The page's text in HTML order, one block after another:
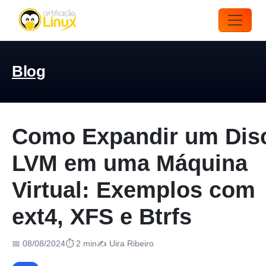
Blog
Como Expandir um
LVM em uma Máquina
Virtual: Exemplos com
ext4, XFS e Btrfs
📅 08/08/2024⏱ 2 min✍️ Uira Ribeiro